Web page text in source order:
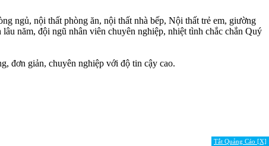
Tắt Quảng Cáo [X]
ngủ, nội thất phòng ăn, nội thất nhà bếp, Nội thất trẻ em, giường
năm, đội ngũ nhân viên chuyên nghiệp, nhiệt tình chắc chắn Quý
đơn giản, chuyên nghiệp với độ tin cậy cao.